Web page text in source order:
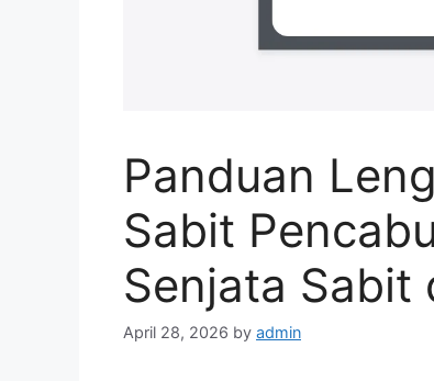
Panduan
Sabit
Senjata Sabit
April 28, 2026 by admin